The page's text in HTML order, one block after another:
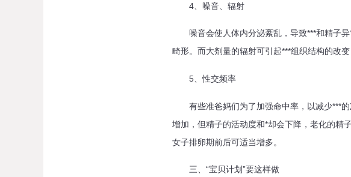
4、噪音、辐射
噪音会使人体内分泌紊乱，导致***和精子异
畸形。而大剂量的辐射可引起***组织结构的改
5、性交频率
有些准爸妈们为了加强命中率，以减少***的
增加，但精子的活动度和*却会下降，老化的精
女子排卵期前后可适当增多。
三、“宝贝计划”要这样做